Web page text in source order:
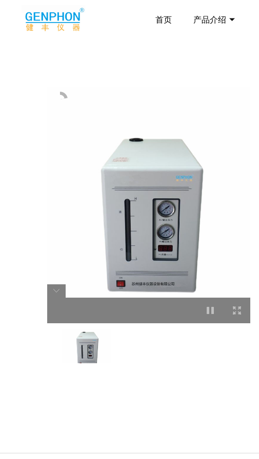
首页 产品介绍